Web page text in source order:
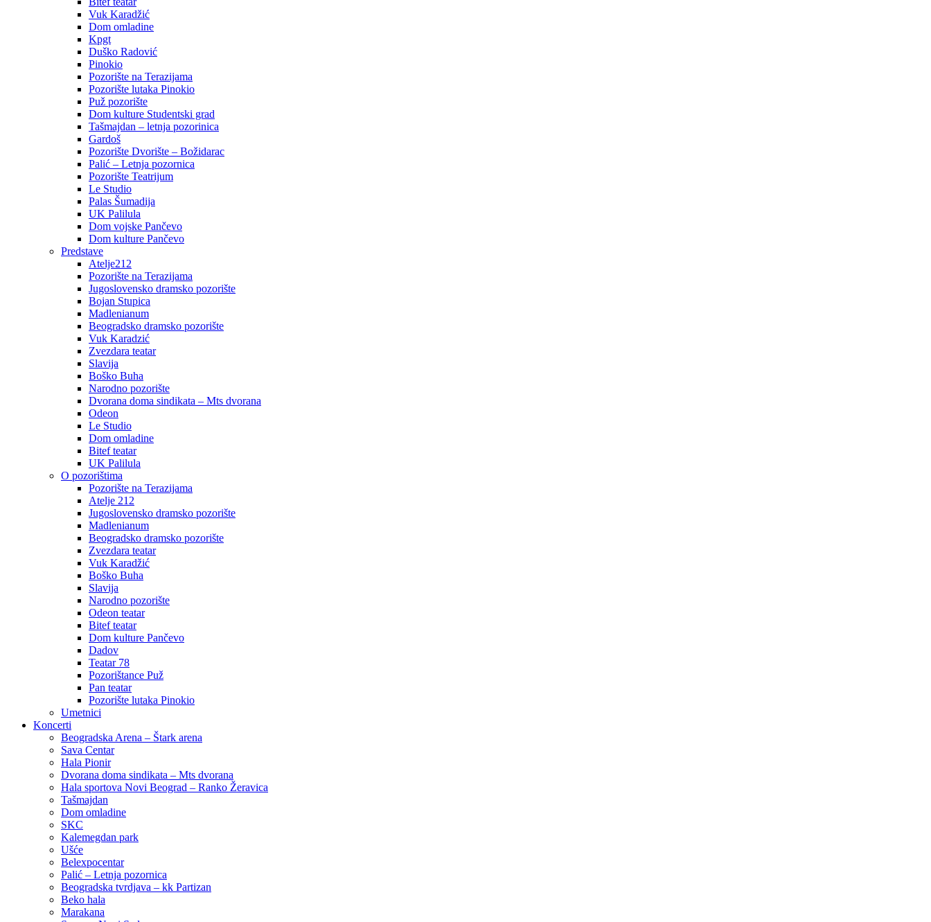
Vuk Karadžić
Dom omladine
Kpgt
Duško Radović
Pinokio
Pozorište na Terazijama
Pozorište lutaka Pinokio
Puž pozorište
Dom kulture Studentski grad
Tašmajdan – letnja pozorinica
Gardoš
Pozorište Dvorište – Božidarac
Palić – Letnja pozornica
Pozorište Teatrijum
Le Studio
Palas Šumadija
UK Palilula
Dom vojske Pančevo
Dom kulture Pančevo
Predstave
Atelje212
Pozorište na Terazijama
Jugoslovensko dramsko pozorište
Bojan Stupica
Madlenianum
Beogradsko dramsko pozorište
Vuk Karadzić
Zvezdara teatar
Slavija
Boško Buha
Narodno pozorište
Dvorana doma sindikata – Mts dvorana
Odeon
Le Studio
Dom omladine
Bitef teatar
UK Palilula
O pozorištima
Pozorište na Terazijama
Atelje 212
Jugoslovensko dramsko pozorište
Madlenianum
Beogradsko dramsko pozorište
Zvezdara teatar
Vuk Karadžić
Boško Buha
Slavija
Narodno pozorište
Odeon teatar
Bitef teatar
Dom kulture Pančevo
Dadov
Teatar 78
Pozorištance Puž
Pan teatar
Pozorište lutaka Pinokio
Umetnici
Koncerti
Beogradska Arena – Štark arena
Sava Centar
Hala Pionir
Dvorana doma sindikata – Mts dvorana
Hala sportova Novi Beograd – Ranko Žeravica
Tašmajdan
Dom omladine
SKC
Kalemegdan park
Ušće
Belexpocentar
Palić – Letnja pozornica
Beogradska tvrdjava – kk Partizan
Beko hala
Marakana